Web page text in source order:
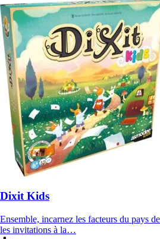
Dixit Kids
Ensemble, incarnez les facteurs du pays
les invitations à la…